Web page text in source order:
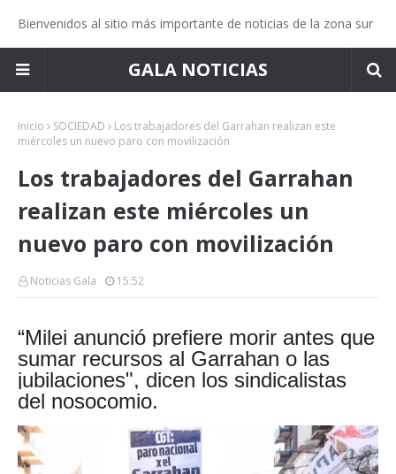
Bienvenidos al sitio más importante de noticias de la zona sur
GALA NOTICIAS
Inicio SOCIEDAD
Los trabajadores del Garrahan realizan este
miércoles un nuevo paro con movilización
Los trabajadores del Garrahan
realizan este miércoles un
nuevo paro con movilización
Noticias Gala 15:52
“Milei anunció prefiere morir antes que
sumar recursos al Garrahan o las
jubilaciones", dicen los sindicalistas
del nosocomio.